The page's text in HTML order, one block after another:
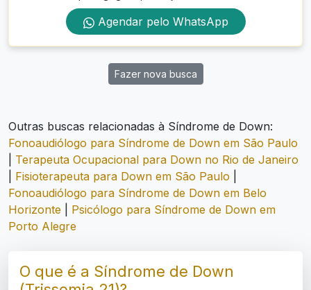
Agendar pelo WhatsApp
Fazer nova busca
Outras buscas relacionadas à Síndrome de Down:
Fonoaudiólogo para Síndrome de Down em São Paulo
Terapeuta Ocupacional para Down no Rio de Janeiro
Fisioterapeuta para Down em São Paulo
Fonoaudiólogo para Síndrome de Down em Belo
Horizonte
Psicólogo para Síndrome de Down em
Porto Alegre
O que é a Síndrome de Down